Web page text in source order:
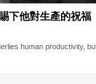
下他對生產的祝福
human productivity,